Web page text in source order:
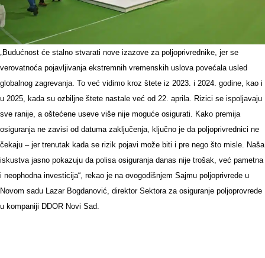
„Budućnost će stalno stvarati nove izazove za poljoprivrednike, jer se
verovatnoća pojavljivanja ekstremnih vremenskih uslova povećala usled
globalnog zagrevanja. To već vidimo kroz štete iz 2023. i 2024. godine, kao i
u 2025, kada su ozbiljne štete nastale već od 22. aprila. Rizici se ispoljavaju
sve ranije, a oštećene useve više nije moguće osigurati. Kako premija
osiguranja ne zavisi od datuma zaključenja, ključno je da poljoprivrednici ne
čekaju – jer trenutak kada se rizik pojavi može biti i pre nego što misle. Naša
iskustva jasno pokazuju da polisa osiguranja danas nije trošak, već pametna
i neophodna investicija“, rekao je na ovogodišnjem Sajmu poljoprivrede u
Novom sadu Lazar Bogdanović, direktor Sektora za osiguranje poljoprovrede
u kompaniji DDOR Novi Sad.